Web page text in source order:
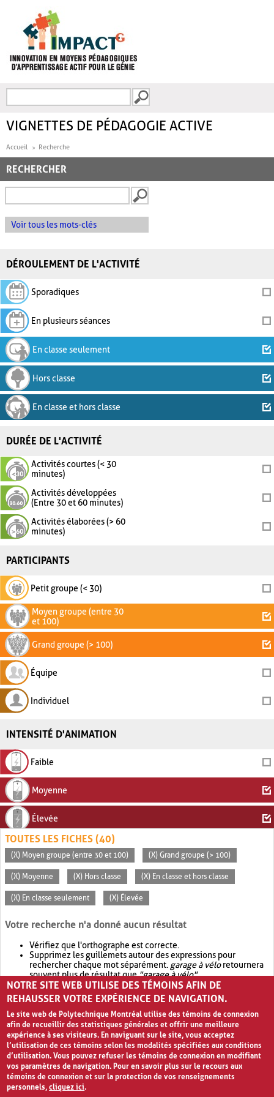
FORMULAIRE DE
VIGNETTES DE PÉDAGOGIE ACTIVE
Accueil Recherche
RECHERCHER
Voir tous les mots-clés
DÉROULEMENT DE L'ACTIVITÉ
Sporadiques
En plusieurs séances
En classe seulement
Hors classe
En classe et hors classe
DURÉE DE L'ACTIVITÉ
Activités courtes (< 30
minutes)
Activités développées
(Entre 30 et 60 minutes)
Activités élaborées (> 60
minutes)
PARTICIPANTS
Petit groupe (< 30)
Moyen groupe (entre 30
et 100)
Grand groupe (> 100)
Équipe
Individuel
INTENSITÉ D'ANIMATION
Faible
Moyenne
Élevée
TOUTES LES FICHES (40)
(X) Moyen groupe (entre 30 et 100) (X) Grand groupe (> 100)
(X) Moyenne (X) Hors classe (X) En classe et hors classe
(X) En classe seulement (X) Élevée
Votre recherche n'a donné aucun résultat
Vérifiez que l'orthographe est correcte.
Supprimez les guillemets autour des expressions pour
rechercher chaque mot séparément. garage à véloretournera
souvent plus de résultat que"garage à vélo".
Envisagez d'élargir votre recherche avec OR.garage OR vélo
retournera souvent plus de résultat quegarage à vélo
NOTRE SITE WEB UTILISE DES TÉMOINS AFIN DE
REHAUSSER VOTRE EXPÉRIENCE DE NAVIGATION.
Le site web de Polytechnique Montréal utilise des témoins de connexion
afin de recueillir des statistiques générales et offrir une meilleure
expérience à ses visiteurs. En naviguant sur le site, vous acceptez
l’utilisation de ces témoins selon les modalités spécifiées aux conditions
d’utilisation. Vous pouvez refuser les témoins de connexion en modifiant
vos paramètres de navigation. Pour en savoir plus sur le recours aux
témoins de connexion et sur la protection de vos renseignements
personnels,cliquez ici.